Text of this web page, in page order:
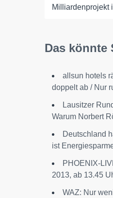
Milliardenprojekt
Das könnte
allsun hotels
doppelt ab / Nur
Lausitzer
Warum Norbert
Deutschland
ist
PHOENIX-
2013, ab 13.45
WAZ: Nur